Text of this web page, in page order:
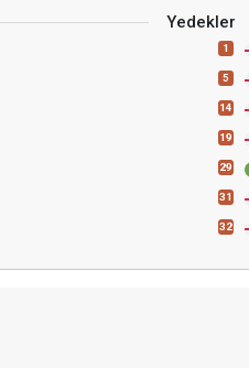
Yedekler
1
5
14
19
29
31
32